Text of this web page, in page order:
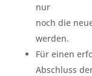
nur
noch die
werden.
Für einen
Abschluss